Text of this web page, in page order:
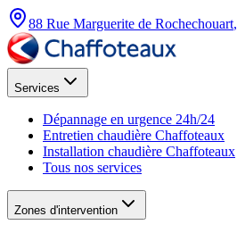
88 Rue Marguerite de Rochechouart,
Services
Dépannage en urgence 24h/24
Entretien chaudière Chaffoteaux
Installation chaudière Chaffoteaux
Tous nos services
Zones d'intervention